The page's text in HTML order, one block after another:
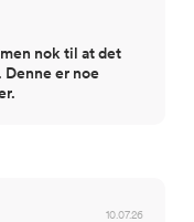
nok til at det
er noe
10.07.26